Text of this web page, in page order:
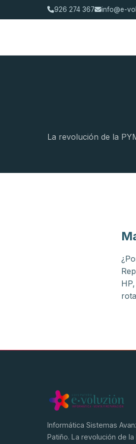
926 274 367 info@e-
La revolución de la
Informática Sistemas
Patiño. La revolución de la